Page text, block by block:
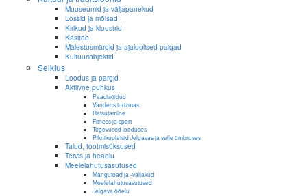
Muuseumid ja väljapanekud
Lossid ja mõisad
Kirikud ja kloostrid
Käsitöö
Mälestusmärgid ja ajaloolised paigad
Kultuuriobjektid
Seiklus
Loodus ja pargid
Aktiivne puhkus
Paadisõidud
Vandens turizmas
Ratsutamine
Fitness ja sport
Tegevused looduses
Piknikuplatsid Jelgavas ja selle ümbruses
Talud, tootmisüksused
Tervis ja heaolu
Meelelahutusasutused
Mängutoad ja -väljakud
Meelelahutusasutused
Jelgava ööelu